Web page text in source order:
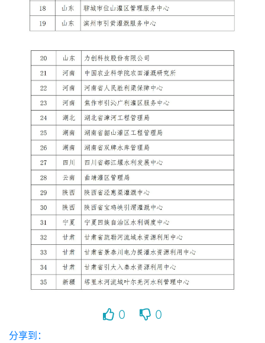
0 0
分享到：